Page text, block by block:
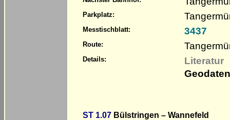
Parkplatz:
Messtischblatt: 3437
Route:
Details:
Literatur
ST 1.07 Bülstringen – Wannefeld